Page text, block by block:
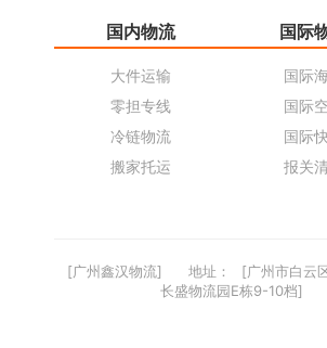
国内物流
大件运输
零担专线
冷链物流
搬家托运
国际
国际
国际
国际
报关
[广州鑫汉物流] 地址：
[广州市白云
长盛物流园E栋9-10档]